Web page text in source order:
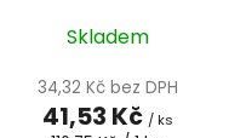
Skladem
34,32 Kč bez DPH
41,53 Kč / ks